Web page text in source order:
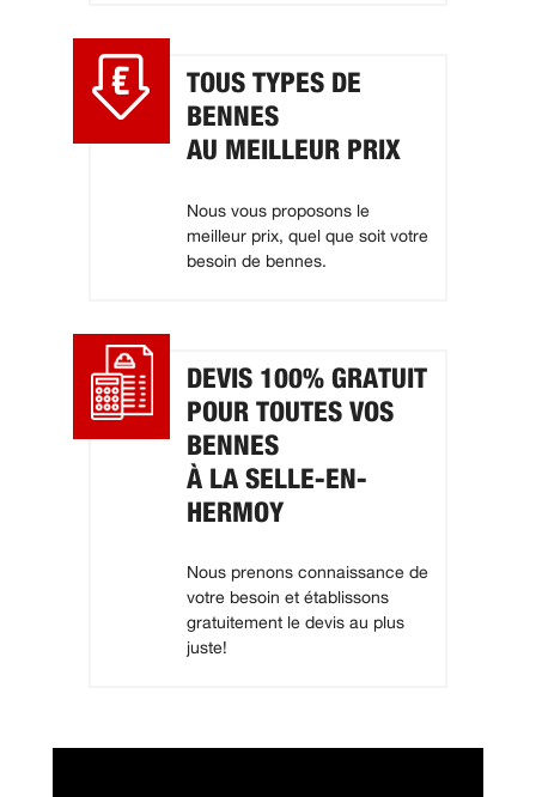
TOUS TYPES DE
BENNES
AU MEILLEUR PRIX
Nous vous proposons le
meilleur prix, quel que soit votre
besoin de bennes.
DEVIS 100% GRATUIT
POUR TOUTES VOS
BENNES
À LA SELLE-EN-
HERMOY
Nous prenons connaissance de
votre besoin et établissons
gratuitement le devis au plus
juste!